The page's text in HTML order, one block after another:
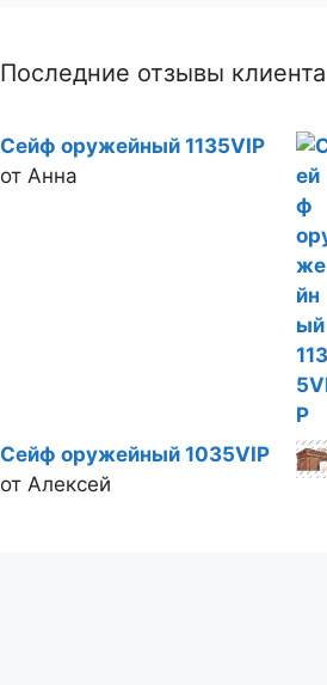
Последние отзывы клиента
Сейф оружейный 1135VIP
от Анна
Сейф оружейный 1035VIP
от Алексей